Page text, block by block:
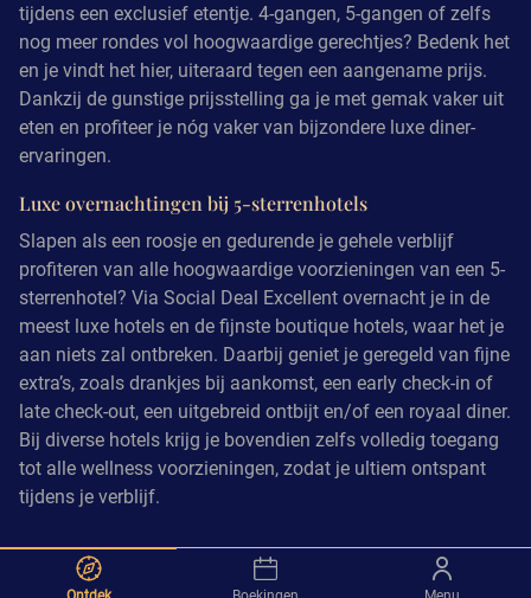
tijdens een exclusief etentje. 4-gangen, 5-gangen of zelfs
nog meer rondes vol hoogwaardige gerechtjes? Bedenk het
en je vindt het hier, uiteraard tegen een aangename prijs.
Dankzij de gunstige prijsstelling ga je met gemak vaker uit
eten en profiteer je nóg vaker van bijzondere luxe diner-
ervaringen.
Luxe overnachtingen bij 5-sterrenhotels
Slapen als een roosje en gedurende je gehele verblijf
profiteren van alle hoogwaardige voorzieningen van een 5-
sterrenhotel? Via Social Deal Excellent overnacht je in de
meest luxe hotels en de fijnste boutique hotels, waar het je
aan niets zal ontbreken. Daarbij geniet je geregeld van fijne
extra’s, zoals drankjes bij aankomst, een early check-in of
late check-out, een uitgebreid ontbijt en/of een royaal diner.
Bij diverse hotels krijg je bovendien zelfs volledig toegang
tot alle wellness voorzieningen, zodat je ultiem ontspant
tijdens je verblijf.